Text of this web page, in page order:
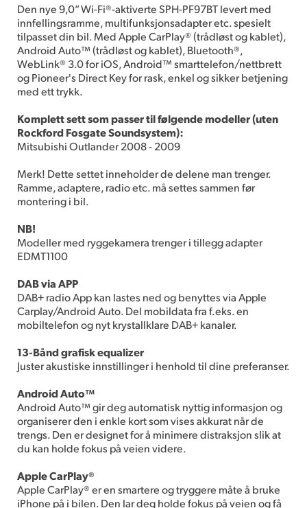
Den nye 9,0” Wi-Fi®-aktiverte SPH-PF97BT levert med
innfellingsramme, multifunksjonsadapter etc. spesielt
tilpasset din bil. Med Apple CarPlay® (trådløst og kablet),
Android Auto™ (trådløst og kablet), Bluetooth®,
WebLink® 3.0 for iOS, Android™ smarttelefon/nettbrett
og Pioneer's Direct Key for rask, enkel og sikker betjening
med ett trykk.
Komplett sett som passer til følgende modeller (uten
Rockford Fosgate Soundsystem):
Mitsubishi Outlander 2008 - 2009
Merk! Dette settet inneholder de delene man trenger.
Ramme, adaptere, radio etc. må settes sammen før
montering i bil.
NB!
Modeller med ryggekamera trenger i tillegg adapter
EDMT1100
DAB via APP
DAB+ radio App kan lastes ned og benyttes via Apple
Carplay/Android Auto. Del mobildata fra f.eks. en
mobiltelefon og nyt krystallklare DAB+ kanaler.
13-Bånd grafisk equalizer
Juster akustiske innstillinger i henhold til dine preferanser.
Android Auto™
Android Auto™ gir deg automatisk nyttig informasjon og
organiserer den i enkle kort som vises akkurat når de
trengs. Den er designet for å minimere distraksjon slik at
du kan holde fokus på veien videre.
Apple CarPlay®
Apple CarPlay® er en smartere og tryggere måte å bruke
iPhone på i bilen. Den lar deg holde fokus på veien og få